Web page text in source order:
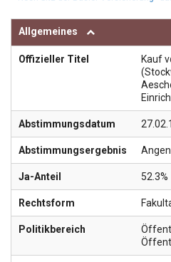
Allgemeines
Offizieller Titel
Kauf
Abstimmungsdatum
Abstimmungsergebnis
Ja-Anteil 52.3%
Rechtsform
Politikbereich